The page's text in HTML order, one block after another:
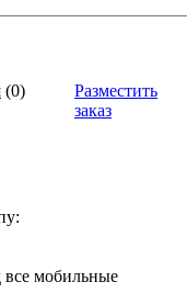
(0)
Разместить
заказ
мобильные